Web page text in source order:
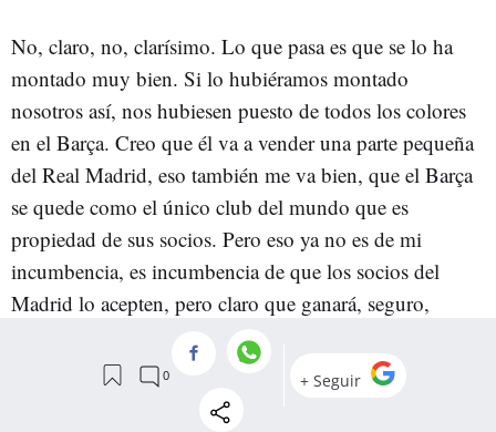
No, claro, no, clarísimo. Lo que pasa es que se lo ha
montado muy bien. Si lo hubiéramos montado
nosotros así, nos hubiesen puesto de todos los colores
en el Barça. Creo que él va a vender una parte pequeña
del Real Madrid, eso también me va bien, que el Barça
se quede como el único club del mundo que es
propiedad de sus socios. Pero eso ya no es de mi
incumbencia, es incumbencia de que los socios del
Madrid lo acepten, pero claro que ganará, seguro,
porque hay un pasado que los socios del Madrid no lo
van a olvidar.